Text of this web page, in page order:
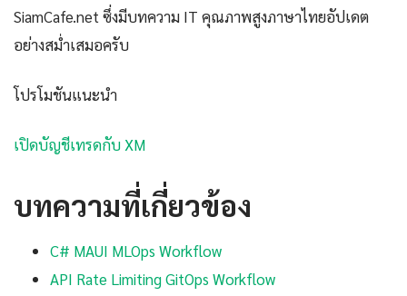
SiamCafe.net ซึ่งมีบทความ IT คุณภาพสูงภาษาไทยอัปเดต
อย่างสม่ำเสมอครับ
โปรโมชันแนะนำ
เปิดบัญชีเทรดกับ XM
บทความที่เกี่ยวข้อง
C# MAUI MLOps Workflow
API Rate Limiting GitOps Workflow